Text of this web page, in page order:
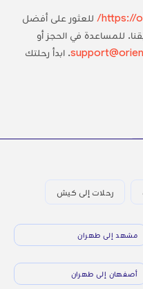
https:// للعثور على أفضل
للمساعدة في الحجز أو
. ابدأ رحلتك
رحلات إلى كيش
مشهد إلى طهران
أصفهان إلى طهران